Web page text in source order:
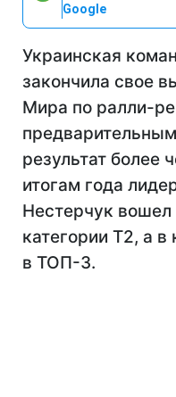
Google
Украинская
закончила свое
Мира по ралли-
результат более
итогам года
Нестерчук
категории Т2, а
в ТОП-3.